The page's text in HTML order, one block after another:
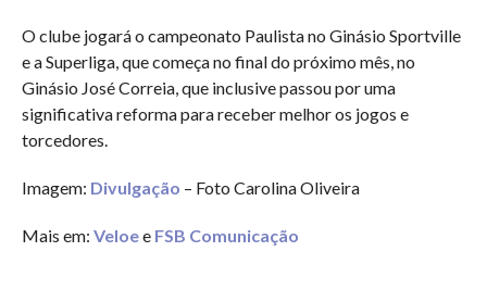
O clube jogará o campeonato Paulista no Ginásio Sportville
e a Superliga, que começa no final do próximo mês, no
Ginásio José Correia, que inclusive passou por uma
significativa reforma para receber melhor os jogos e
torcedores.
Imagem: Divulgação – Foto Carolina Oliveira
Mais em: Veloee FSB Comunicação